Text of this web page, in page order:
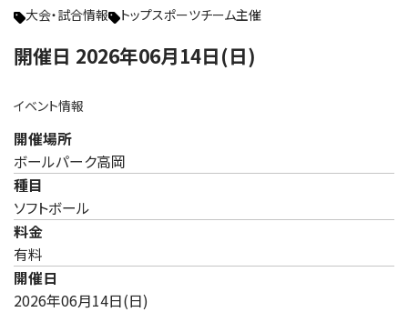
大会・試合情報
トップスポーツチーム主催
開催日 2026年06月14日(日)
イベント情報
開催場所
ボールパーク高岡
種目
ソフトボール
料金
有料
開催日
2026年06月14日(日)